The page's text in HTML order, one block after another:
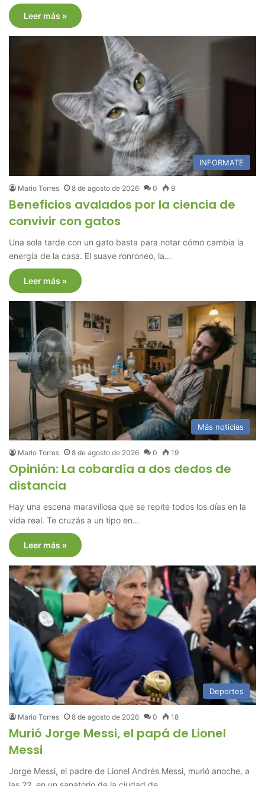
Leer más »
INFORMATE
Mario Torres 8 de agosto de 2026 0 9
Beneficios avalados por la ciencia de
convivir con gatos
Una sola tarde con un gato basta para notar cómo cambia la
energía de la casa. El suave ronroneo, la…
Leer más »
Más noticias
Mario Torres 8 de agosto de 2026 0 19
Opinión: La cobardía a dos dedos de
distancia
Hay una escena maravillosa que se repite todos los días en la
vida real. Te cruzás a un tipo en…
Leer más »
Deportes
Mario Torres 8 de agosto de 2026 0 18
Murió Jorge Messi, el papá de Lionel
Messi
Jorge Messi, el padre de Lionel Andrés Messi, murió anoche, a